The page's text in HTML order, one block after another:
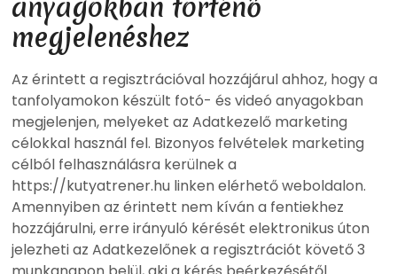
anyagokban történő
megjelenéshez
Az érintett a regisztrációval hozzájárul ahhoz, hogy a
tanfolyamokon készült fotó- és videó anyagokban
megjelenjen, melyeket az Adatkezelő marketing
célokkal használ fel. Bizonyos felvételek marketing
célból felhasználásra kerülnek a
https://kutyatrener.hu linken elérhető weboldalon.
Amennyiben az érintett nem kíván a fentiekhez
hozzájárulni, erre irányuló kérését elektronikus úton
jelezheti az Adatkezelőnek a regisztrációt követő 3